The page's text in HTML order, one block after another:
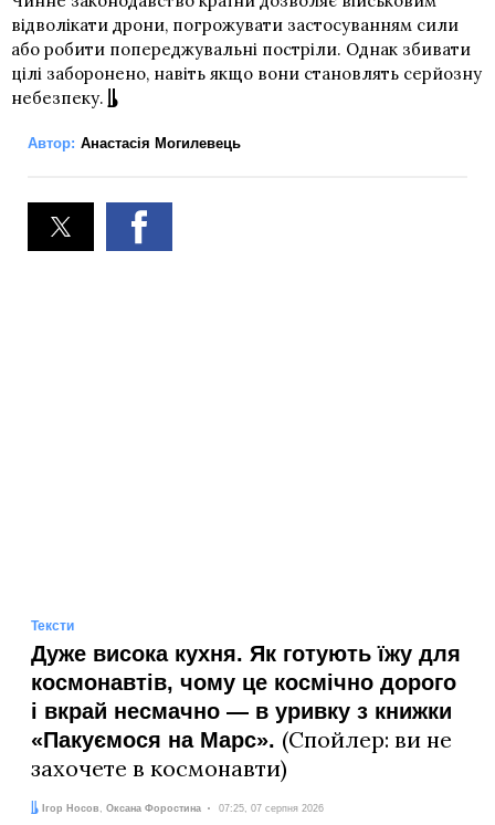
відволікати дрони, погрожувати застосуванням сили
або робити попереджувальні постріли. Однак збивати
цілі заборонено, навіть якщо вони становлять серйозну
небезпеку.
Автор: Анастасія Могилевець